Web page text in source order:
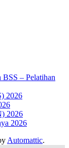
– Pelatihan
2026
2026
2026
Automattic.